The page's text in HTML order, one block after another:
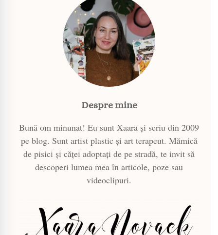
Despre mine
Bună om minunat! Eu sunt Xaara și scriu din 2009
pe blog. Sunt artist plastic și art terapeut. Mămică
de pisici și căței adoptați de pe stradă, te invit să
descoperi lumea mea în articole, poze sau
videoclipuri.